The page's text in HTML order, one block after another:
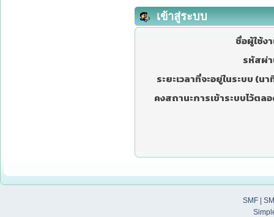
เข้าสู่ระบบ
ชื่อผู้ใช้ง
รหัสผ่
ระยะเวลาที่จะอยู่ในระบบ (นา
คงสถานะการเข้าระบบไว้ตล
SMF|